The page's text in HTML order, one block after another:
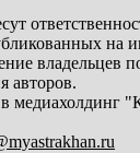
на
владельцев
авторов.
медиахолдинг